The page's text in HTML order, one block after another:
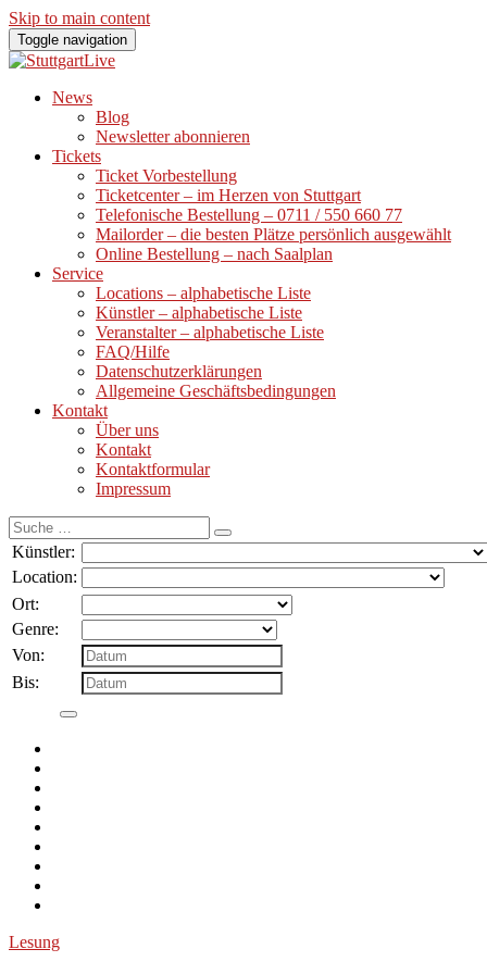
Skip to main content
Toggle navigation
News
Blog
Newsletter abonnieren
Tickets
Ticket Vorbestellung
Ticketcenter – im Herzen von Stuttgart
Telefonische Bestellung – 0711 / 550 660 77
Mailorder – die besten Plätze persönlich ausgewählt
Online Bestellung – nach Saalplan
Service
Locations – alphabetische Liste
Künstler – alphabetische Liste
Veranstalter – alphabetische Liste
FAQ/Hilfe
Datenschutzerklärungen
Allgemeine Geschäftsbedingungen
Kontakt
Über uns
Kontakt
Kontaktformular
Impressum
Suche
nach:
Künstler:
Location:
Ort:
Genre:
Von:
Bis:
Lesung